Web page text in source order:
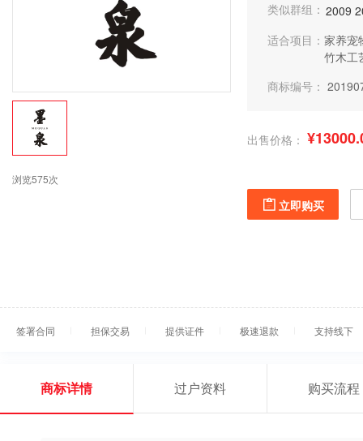
浏览575次
类似群组： 2009
适合项目： 家养宠
竹木工
商标编号：
出售价格：
立即购买
签署合同 担保交易 提供证件 极速退款 支持线下
商标详情 过户资料 购买流程